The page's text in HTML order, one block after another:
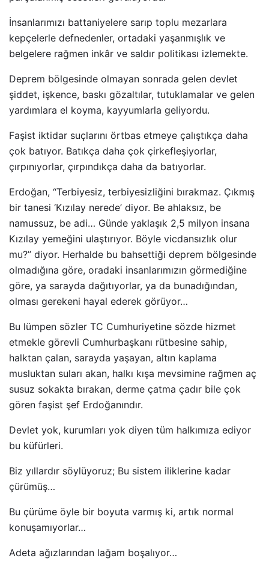
İnsanlarımızı battaniyelere sarıp toplu mezarlara
kepçelerle defnedenler, ortadaki yaşanmışlık ve
belgelere rağmen inkâr ve saldır politikası izlemekte.
Deprem bölgesinde olmayan sonrada gelen devlet
şiddet, işkence, baskı gözaltılar, tutuklamalar ve gelen
yardımlara el koyma, kayyumlarla geliyordu.
Faşist iktidar suçlarını örtbas etmeye çalıştıkça daha
çok batıyor. Batıkça daha çok çirkefleşiyorlar,
çırpınıyorlar, çırpındıkça daha da batıyorlar.
Erdoğan, “Terbiyesiz, terbiyesizliğini bırakmaz. Çıkmış
bir tanesi ‘Kızılay nerede’ diyor. Be ahlaksız, be
namussuz, be adi… Günde yaklaşık 2,5 milyon insana
Kızılay yemeğini ulaştırıyor. Böyle vicdansızlık olur
mu?” diyor. Herhalde bu bahsettiği deprem bölgesinde
olmadığına göre, oradaki insanlarımızın görmediğine
göre, ya sarayda dağıtıyorlar, ya da bunadığından,
olması gerekeni hayal ederek görüyor…
Bu lümpen sözler TC Cumhuriyetine sözde hizmet
etmekle görevli Cumhurbaşkanı rütbesine sahip,
halktan çalan, sarayda yaşayan, altın kaplama
musluktan suları akan, halkı kışa mevsimine rağmen aç
susuz sokakta bırakan, derme çatma çadır bile çok
gören faşist şef Erdoğanındır.
Devlet yok, kurumları yok diyen tüm halkımıza ediyor
bu küfürleri.
Biz yıllardır söylüyoruz; Bu sistem iliklerine kadar
çürümüş…
Bu çürüme öyle bir boyuta varmış ki, artık normal
konuşamıyorlar…
Adeta ağızlarından lağam boşalıyor…